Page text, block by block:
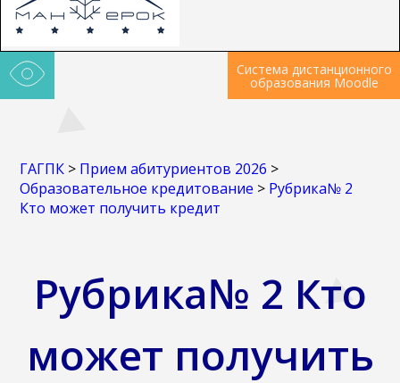
Система дистанционного
образования Moodle
ГАГПК > Прием абитуриентов 2026 >
Образовательное кредитование > Рубрика№ 2
Кто может получить кредит
Рубрика№ 2 Кто
может получить